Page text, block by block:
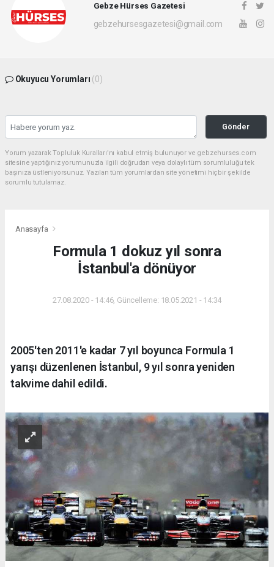
Gebze Hürses Gazetesi
gebzehursesgazetesi@gmail.com
Okuyucu Yorumları (0)
Gönder
Yorum yazarak Topluluk Kuralları’nı kabul etmiş bulunuyor ve gebzehurses.com
sitesine yaptığınız yorumunuzla ilgili doğrudan veya dolaylı tüm sorumluluğu tek
başınıza üstleniyorsunuz. Yazılan tüm yorumlardan site yönetimi hiçbir şekilde
sorumlu tutulamaz.
Anasayfa
Formula 1 dokuz yıl sonra
İstanbul'a dönüyor
27.08.2020 - 14:46, Güncelleme: 18.05.2021 - 14:34
2005'ten 2011'e kadar 7 yıl boyunca Formula 1
yarışı düzenlenen İstanbul, 9 yıl sonra yeniden
takvime dahil edildi.